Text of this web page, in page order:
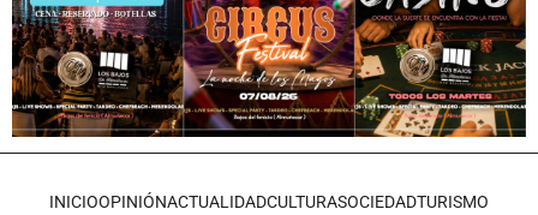
INICIOOPINIÓNACTUALIDADCULTURASOCIEDADTURISMO